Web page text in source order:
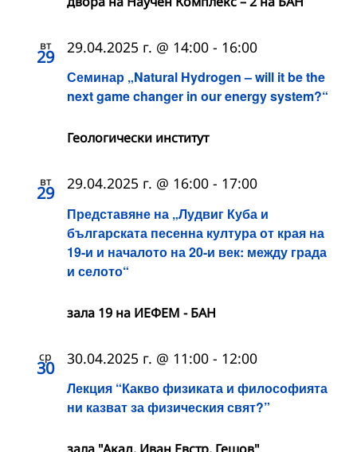
вт
29
Семинар „Natural Hydrogen – will it be the
next game changer in our energy system?“
29.04.2025 г. @ 14:00 - 16:00
Геологически институт
вт
29
Представяне на „Лудвиг Куба и
българската песенна култура от края на
19-и и началото на 20-и век: между града
и селото“
29.04.2025 г. @ 16:00 - 17:00
зала 19 на ИЕФЕМ - БАН
ср
30
Лекция “Какво физиката и философията
ни казват за физическия свят?”
30.04.2025 г. @ 11:00 - 12:00